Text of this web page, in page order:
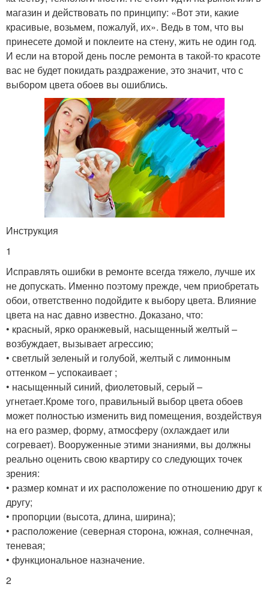
магазин и действовать по принципу: «Вот эти, какие
красивые, возьмем, пожалуй, их». Ведь в том, что вы
принесете домой и поклеите на стену, жить не один год.
И если на второй день после ремонта в такой-то красоте
вас не будет покидать раздражение, это значит, что с
выбором цвета обоев вы ошиблись.
Инструкция
1
Исправлять ошибки в ремонте всегда тяжело, лучше их
не допускать. Именно поэтому прежде, чем приобретать
обои, ответственно подойдите к выбору цвета. Влияние
цвета на нас давно известно. Доказано, что:
• красный, ярко оранжевый, насыщенный желтый –
возбуждает, вызывает агрессию;
• светлый зеленый и голубой, желтый с лимонным
оттенком – успокаивает ;
• насыщенный синий, фиолетовый, серый –
угнетает.Кроме того, правильный выбор цвета обоев
может полностью изменить вид помещения, воздействуя
на его размер, форму, атмосферу (охлаждает или
согревает). Вооруженные этими знаниями, вы должны
реально оценить свою квартиру со следующих точек
зрения:
• размер комнат и их расположение по отношению друг к
другу;
• пропорции (высота, длина, ширина);
• расположение (северная сторона, южная, солнечная,
теневая;
• функциональное назначение.
2